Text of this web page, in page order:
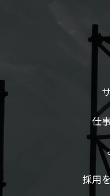
仕
採用